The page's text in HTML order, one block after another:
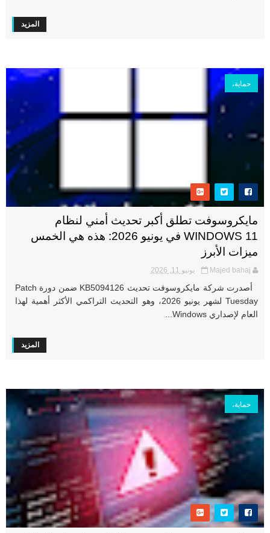
المزيد
حماية،
مايكروسوفت تطلق أكبر تحديث أمني لنظام
WINDOWS 11 في يونيو 2026: هذه هي الخمس
ميزات الأبرز
Majed bahaj يونيو 11, 2026
أصدرت شركة مايكروسوفت تحديث KB5094126 ضمن دورة Patch
Tuesday لشهر يونيو 2026، وهو التحديث التراكمي الأكثر أهمية لهذا
العام لإصداري Windows...
المزيد
حماية،